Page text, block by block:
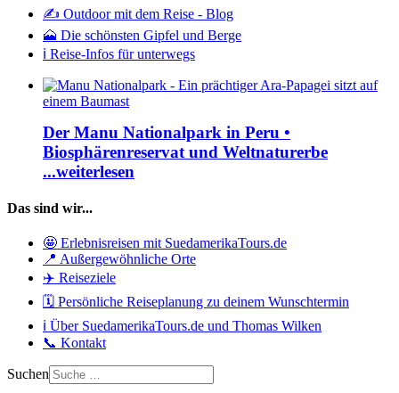
✍️ Outdoor mit dem Reise - Blog
🗻 Die schönsten Gipfel und Berge
ℹ️ Reise-Infos für unterwegs
Der Manu Nationalpark in Peru •
Biosphärenreservat und Weltnaturerbe
...weiterlesen
Das sind wir...
🤩 Erlebnisreisen mit SuedamerikaTours.de
📍 Außergewöhnliche Orte
✈️ Reiseziele
🗓️ Persönliche Reiseplanung zu deinem Wunschtermin
ℹ️ Über SuedamerikaTours.de und Thomas Wilken
📞 Kontakt
Suchen